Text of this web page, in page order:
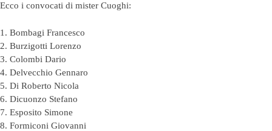
Ecco i convocati di mister Cuoghi:
1. Bombagi Francesco
2. Burzigotti Lorenzo
3. Colombi Dario
4. Delvecchio Gennaro
5. Di Roberto Nicola
6. Dicuonzo Stefano
7. Esposito Simone
8. Formiconi Giovanni